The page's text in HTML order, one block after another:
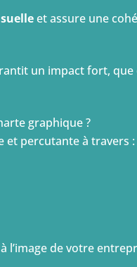
et assure une
un impact fort,
graphique ?
et percutante à travers :
l’image de votre